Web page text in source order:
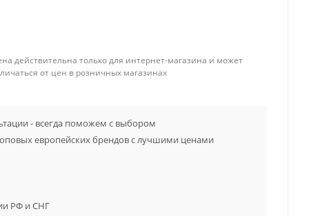
действительна только для интернет-магазина и может
от цен в розничных магазинах
- всегда поможем с выбором
европейских брендов с лучшими ценами
РФ и СНГ